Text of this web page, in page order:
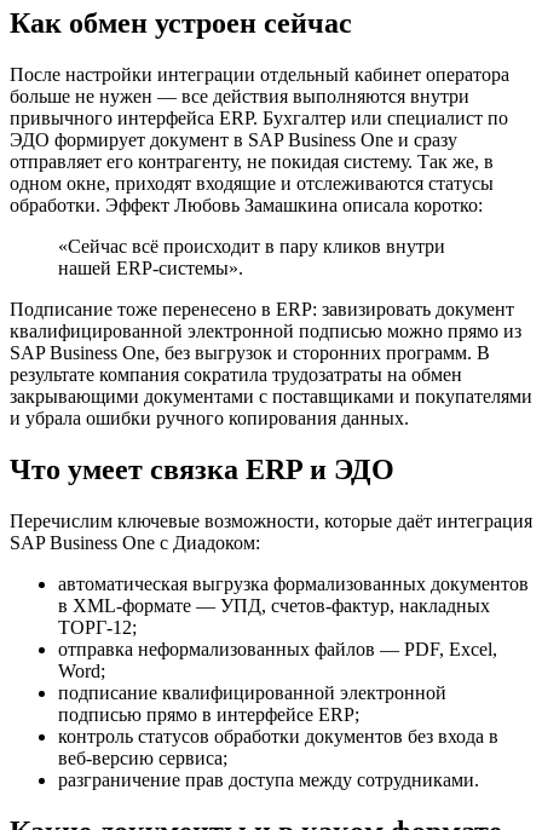
Как обмен устроен сейчас
После настройки интеграции отдельный кабинет оператора
больше не нужен — все действия выполняются внутри
привычного интерфейса ERP. Бухгалтер или специалист по
ЭДО формирует документ в SAP Business One и сразу
отправляет его контрагенту, не покидая систему. Так же, в
одном окне, приходят входящие и отслеживаются статусы
обработки. Эффект Любовь Замашкина описала коротко:
«Сейчас всё происходит в пару кликов внутри
нашей ERP-системы».
Подписание тоже перенесено в ERP: завизировать документ
квалифицированной электронной подписью можно прямо из
SAP Business One, без выгрузок и сторонних программ. В
результате компания сократила трудозатраты на обмен
закрывающими документами с поставщиками и покупателями
и убрала ошибки ручного копирования данных.
Что умеет связка ERP и ЭДО
Перечислим ключевые возможности, которые даёт интеграция
SAP Business One с Диадоком:
автоматическая выгрузка формализованных документов
в XML-формате — УПД, счетов-фактур, накладных
ТОРГ-12;
отправка неформализованных файлов — PDF, Excel,
Word;
подписание квалифицированной электронной
подписью прямо в интерфейсе ERP;
контроль статусов обработки документов без входа в
веб-версию сервиса;
разграничение прав доступа между сотрудниками.